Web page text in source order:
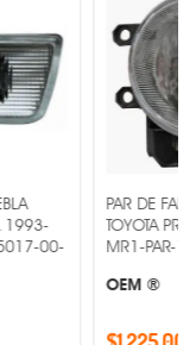
PAR DE FARO DE
TOYOTA PRIUS 2014-
MR1-PAR-19-6019-